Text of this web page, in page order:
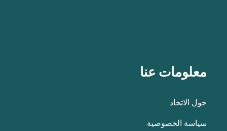
معلومات عنا
حول الاتحاد
سياسة الخصوصية